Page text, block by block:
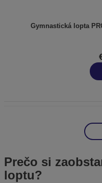
Gymnastická lopta
Prečo si
loptu?